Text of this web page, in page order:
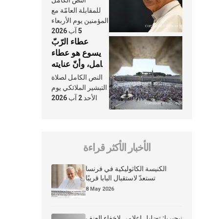
النَّفَس في حياة
الكنيسة
للمقابلة العامّة مع
المؤمنين يوم الأربعاء
5 آب 2026
عطاء الرّبّ
يسوع هو عطاء
شامل، وأنّ عنايته
بنا لا تغيب عنّا
أبدًا
النص الكامل لصلاة
التبشير الملائكي يوم
الأحد 2 آب 2026
الأخبار الأكثر قراءة
الكنيسة الكاثوليكية في فرنسا
تستعدّ لاستقبال البابا قريبًا
8 May 2026